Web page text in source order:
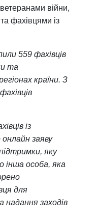
війни,
фахівцями із
559 фахівців
та
країни. З
із
заяву
яку
інша особа, яка
для
заходів